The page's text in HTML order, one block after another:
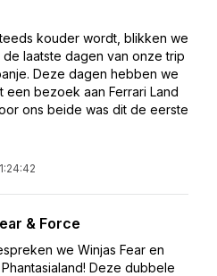
kouder wordt, blikken we
laatste dagen van onze trip
Deze dagen hebben we
een bezoek aan Ferrari Land
ons beide was dit de eerste
1:24:42
& Force
we Winjas Fear en
Deze dubbele